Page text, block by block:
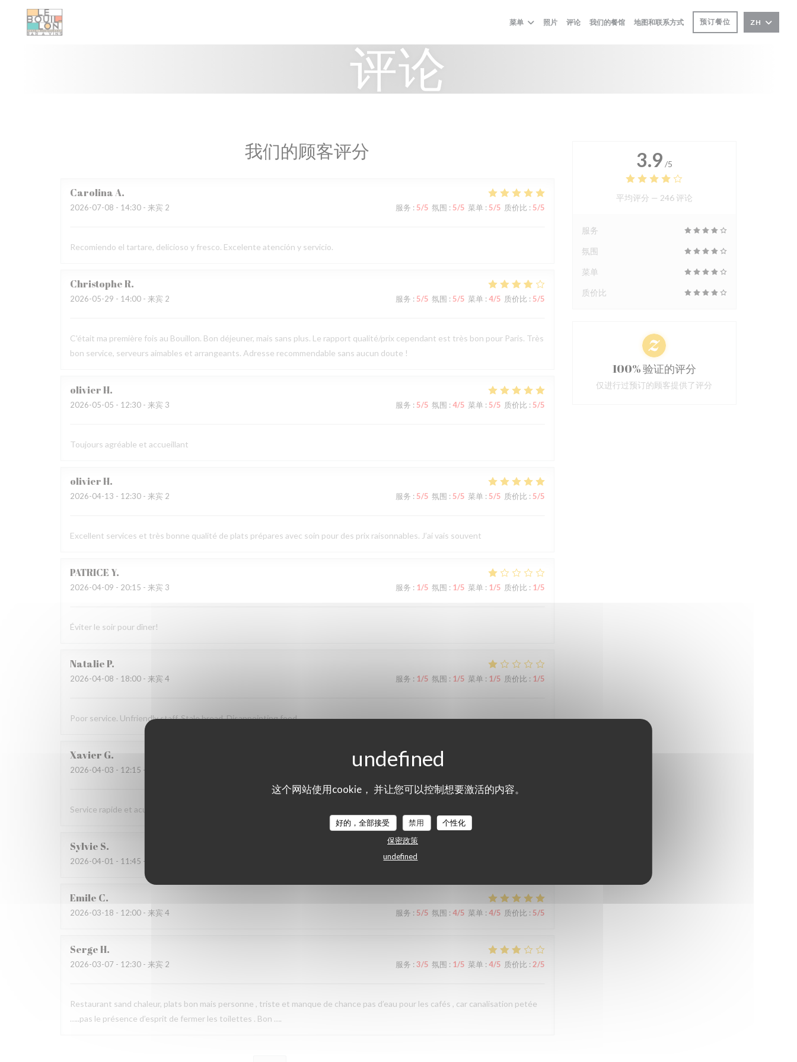
Cookie管理面板
这个网站使用cookie， 并让您可以控制想要激活的内容。
好的，全部接受 禁用
个性化
保密政策
undefined
菜单 照片 评论 我们的餐馆 地图和联系方式 预订餐位 ZH
评论
我们的顾客评分
CarolinaA
2026-07-08 - 14:30 - 来宾 2 服务 : 5/5 氛围 : 5/5 菜单: 5/5 质价比 : 5/5
Recomiendo el tartare, delicioso y fresco. Excelente atención y servicio.
ChristopheR
2026-05-29 - 14:00 - 来宾 2 服务 : 5/5 氛围 : 5/5 菜单: 4/5 质价比 : 5/5
C'était ma première fois au Bouillon. Bon déjeuner, mais sans plus. Le rapport qualité/prix cependant est très bon pour Paris. Très
bon service, serveurs aimables et arrangeants. Adresse recommendable sans aucun doute !
olivierH
2026-05-05 - 12:30 - 来宾 3 服务 : 5/5 氛围 : 4/5 菜单: 5/5 质价比 : 5/5
Toujours agréable et accueillant
olivierH
2026-04-13 - 12:30 - 来宾 2 服务 : 5/5 氛围 : 5/5 菜单: 5/5 质价比 : 5/5
Excellent services et très bonne qualité de plats prépares avec soin pour des prix raisonnables. J’ai vais souvent
PATRICE Y
2026-04-09 - 20:15 - 来宾 3 服务 : 1/5 氛围 : 1/5 菜单: 1/5 质价比 : 1/5
Éviter le soir pour dîner!
NatalieP
2026-04-08 - 18:00 - 来宾 4 服务 : 1/5 氛围 : 1/5 菜单: 1/5 质价比 : 1/5
Poor service. Unfriendly staff. Stale bread. Disappointing food.
Xavier G
2026-04-03 - 12:15 - 来宾 2
Service rapide et acueillant, cuisine de qualité à prix raisonnable
Sylvie S
2026-04-01 - 11:45 - 来宾 2 服务:5
Emile C
2026-03-18 - 12:00 - 来宾 4 服务 : 5/5 氛围 : 4/5 菜单 : 4/5 质价比 : 5/5
SergeH
2026-03-07 - 12:30 - 来宾 2 服务 : 3/5 氛围 : 1/5 菜单: 4/5 质价比 : 2/5
Restaurant sand chaleur, plats bon mais personne , triste et manque de chance pas d’eau pour les cafés , car canalisation petée
…..pas le présence d’esprit de fermer les toilettes . Bon ….
3.9 /5
平均评分 — 246 评论
服务
氛围
菜单
质价比
100% 验证的评分
仅进行过预订的顾客提供了评分